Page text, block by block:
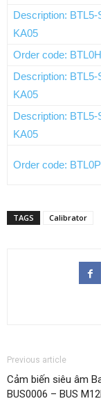
Description:
KA05
Order code:
Description:
KA05
Description:
KA05
Order code:
TAGS Calibrator
Previous article
Cảm biến siêu âm
BUS0006 – BUS